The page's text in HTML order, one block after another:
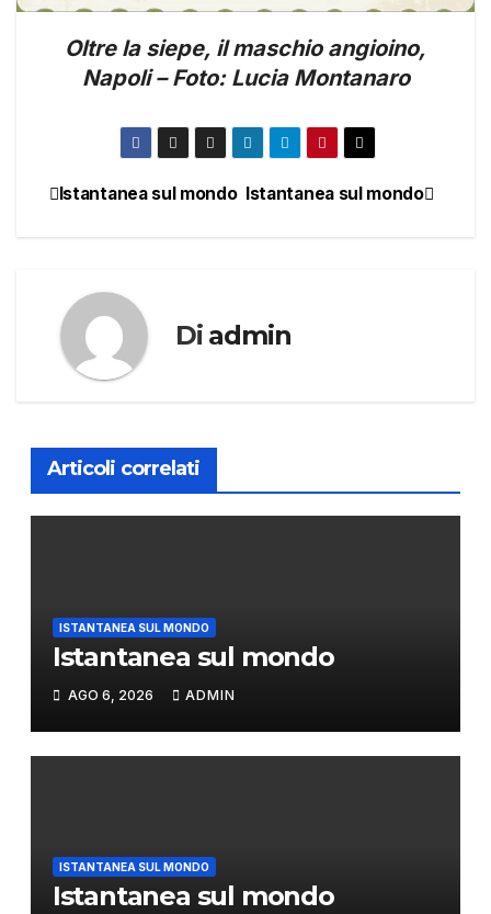
Oltre la siepe, il maschio angioino,
Napoli – Foto: Lucia Montanaro
NavigazioneIstantanea sul mondo
Istantanea sul mondo
Di admin
Articoli correlati
ISTANTANEA SUL MONDO
Istantanea sul mondo
AGO 6, 2026 ADMIN
ISTANTANEA SUL MONDO
Istantanea sul mondo